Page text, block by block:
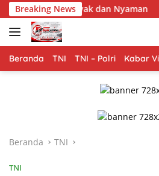
Langsung
ke
konten
Breaking News
dan Nyaman Memasuki
Beranda TNI TNI – Polri Kabar
Beranda TNI
TNI